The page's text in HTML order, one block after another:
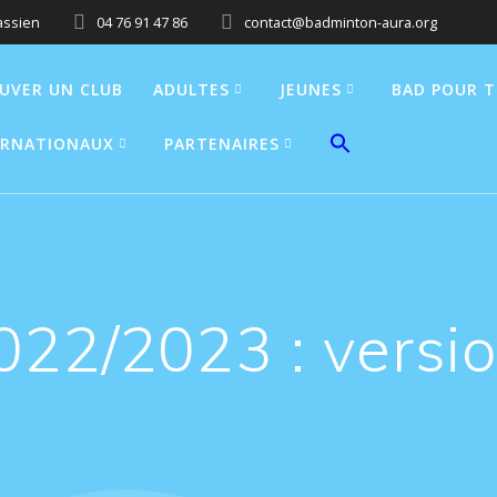
04 76 91 47 86 contact@badminton-aura.org
UN CLUB ADULTES JEUNES BAD POUR
PARTENAIRES
2023 :